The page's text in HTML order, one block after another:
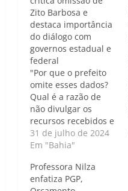
Zito Barbosa e
destaca importância
do diálogo com
governos estadual e
federal
"Por que o prefeito
omite esses dados?
Qual é a razão de
não divulgar os
recursos recebidos e
não manter um
diálogo aberto com
e federal? Essa
postura só prejudica
31 de julho de 2024
Em "Bahia"
Professora Nilza
enfatiza PGP,